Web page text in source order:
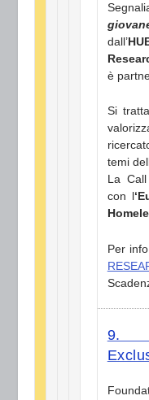
dall’
è
Si
temi
La
con l
Per info
9.